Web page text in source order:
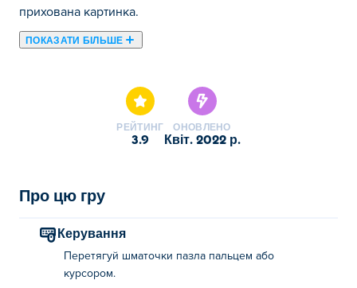
прихована картинка.
ПОКАЗАТИ БІЛЬШЕ
РЕЙТИНГ
3.9
ОНОВЛЕНО
квіт. 2022 р.
Про цю гру
Керування
Перетягуй шматочки пазла пальцем або
курсором.